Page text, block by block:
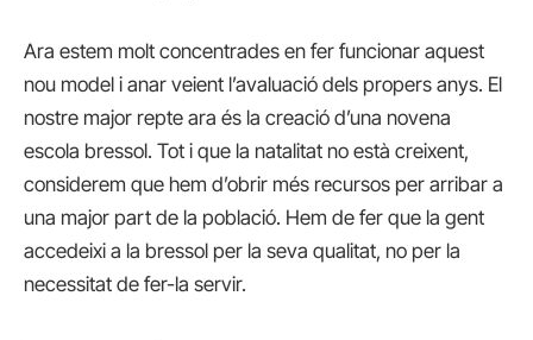
Ara estem molt concentrades en fer funcionar aquest
nou model i anar veient l’avaluació dels propers anys. El
nostre major repte ara és la creació d’una novena
escola bressol. Tot i que la natalitat no està creixent,
considerem que hem d’obrir més recursos per arribar a
una major part de la població. Hem de fer que la gent
accedeixi a la bressol per la seva qualitat, no per la
necessitat de fer-la servir.